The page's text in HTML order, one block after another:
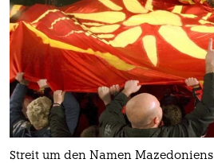
Streit um den Namen Mazedoniens